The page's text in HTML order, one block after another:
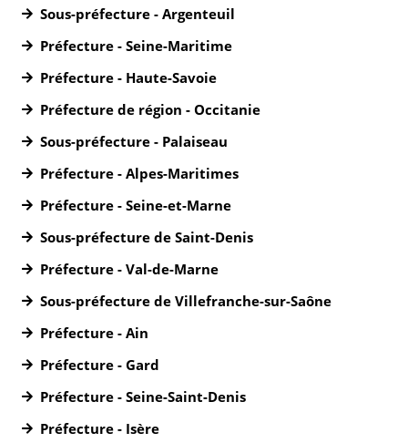
Sous-préfecture - Argenteuil
Préfecture - Seine-Maritime
Préfecture - Haute-Savoie
Préfecture de région - Occitanie
Sous-préfecture - Palaiseau
Préfecture - Alpes-Maritimes
Préfecture - Seine-et-Marne
Sous-préfecture de Saint-Denis
Préfecture - Val-de-Marne
Sous-préfecture de Villefranche-sur-Saône
Préfecture - Ain
Préfecture - Gard
Préfecture - Seine-Saint-Denis
Préfecture - Isère